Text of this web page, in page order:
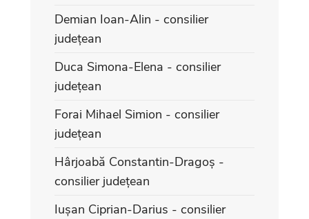
Demian Ioan-Alin - consilier
județean
Duca Simona-Elena - consilier
județean
Forai Mihael Simion - consilier
județean
Hârjoabă Constantin-Dragoș -
consilier județean
Iușan Ciprian-Darius - consilier